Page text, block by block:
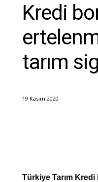
Kredi
tarım
19 Kasım 2020
Türkiye Tarım